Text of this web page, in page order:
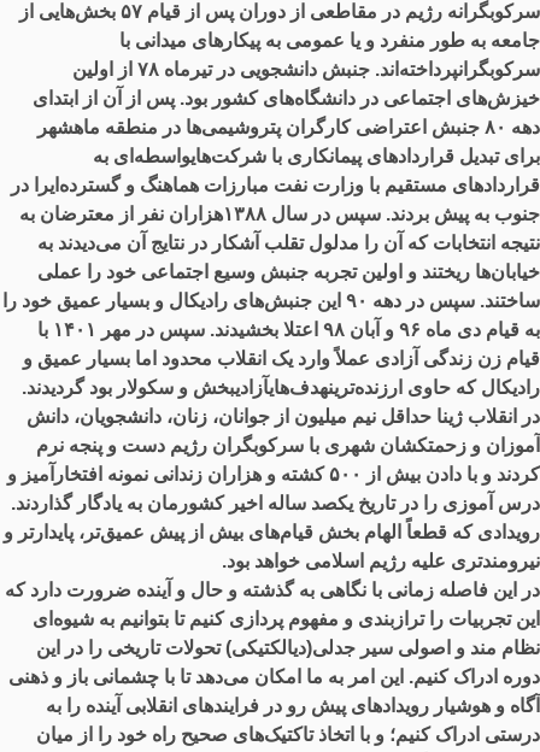
سرکوبگرانه رژیم در مقاطعی از دوران پس از قیام ۵۷ بخش‌هایی از
جامعه به طور منفرد و یا عمومی به پیکارهای میدانی با
سرکوبگرانپرداخته‌اند. جنبش دانشجویی در تیرماه ۷۸ از اولین
خیزش‌های اجتماعی در دانشگاه‌های کشور بود. پس از آن از ابتدای
دهه ۸۰ جنبش اعتراضی کارگران پتروشیمی‌ها در منطقه ماهشهر
برای تبدیل قراردادهای پیمانکاری با شرکت‌هایواسطه‌ای به
قراردادهای مستقیم با وزارت نفت مبارزات هماهنگ و گسترده‌ایرا در
جنوب به پیش بردند. سپس در سال ۱۳۸۸هزاران نفر از معترضان به
نتیجه انتخابات که آن را مدلول تقلب آشکار در نتایج آن می‌دیدند به
خیابان‌ها ریختند و اولین تجربه جنبش وسیع اجتماعی خود را عملی
ساختند. سپس در دهه ۹۰ این جنبش‌های رادیکال و بسیار عمیق خود را
به قیام دی ماه ۹۶ و آبان ۹۸ اعتلا بخشیدند. سپس در مهر ۱۴۰۱ با
قیام زن زندگی آزادی عملاً وارد یک انقلاب محدود اما بسیار عمیق و
رادیکال که حاوی ارزنده‌ترینهدف‌هایآزادیبخش و سکولار بود گردیدند.
در انقلاب ژینا حداقل نیم میلیون از جوانان، زنان، دانشجویان، دانش
آموزان و زحمتکشان شهری با سرکوبگران رژیم دست و پنجه نرم
کردند و با دادن بیش از ۵۰۰ کشته و هزاران زندانی نمونه افتخارآمیز و
درس آموزی را در تاریخ یکصد ساله اخیر کشورمان به یادگار گذاردند.
رویدادی که قطعاً الهام بخش قیام‌های بیش از پیش عمیق‌تر، پایدارتر و
نیرومندتری علیه رژیم اسلامی خواهد بود.
در این فاصله زمانی با نگاهی به گذشته و حال و آینده ضرورت دارد که
این تجربیات را ترازبندی و مفهوم پردازی کنیم تا بتوانیم به شیوه‌ای
نظام مند و اصولی سیر جدلی(دیالکتیکی) تحولات تاریخی را در این
دوره ادراک کنیم. این امر به ما امکان می‌دهد تا با چشمانی باز و ذهنی
آگاه و هوشیار رویدادهای پیش رو در فرایندهای انقلابی آینده را به
درستی ادراک کنیم؛ و با اتخاذ تاکتیک‌های صحیح راه خود را از میان